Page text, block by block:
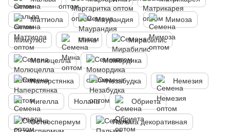
Маттиола Маурандия Мимоза
Мимулюс Мина Мирабилис
Молюцелла Момордика
Наперстянка Незабудка Немезия
Нигелла Нолана Обриета
Остеоспермум Пальма декоративная